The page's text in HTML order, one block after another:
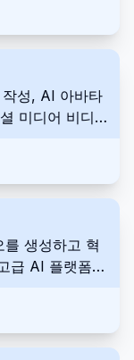
성, AI 아바타
미디어 비디오
생성하고 혁
급 AI 플랫폼입